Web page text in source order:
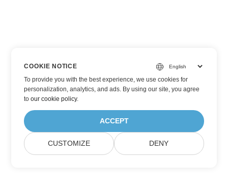
COOKIE NOTICE
To provide you with the best experience, we use cookies for
personalization, analytics, and ads. By using our site, you agree
toour cookie policy.
ACCEPT
CUSTOMIZE DENY